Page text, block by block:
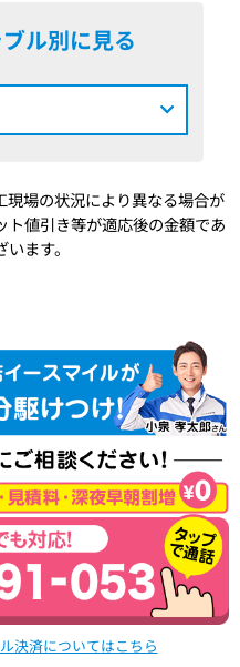
ル別に見る
場の状況により異なる場合が
値引き等が適応後の金額であ
ます。
決済についてはこちら